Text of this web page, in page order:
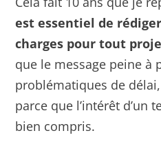
est essentiel de
charges pour tout
que le message peine à
problématiques de
parce que l’intérêt d’un
bien compris.